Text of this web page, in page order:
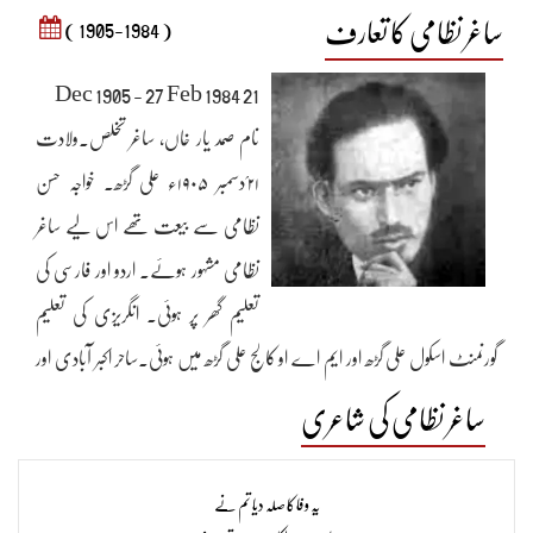
ساغر نظامی کا تعارف ( 1905-1984 )
21 Dec 1905 - 27 Feb 1984
نام صمد یار خاں، ساغر تخلص۔ولادت
۲۱؍دسمبر ۱۹۰۵ء علی گڑھ۔ خواجہ حسن
نظامی سے بیعت تھے اس لیے ساغر
نظامی مشہور ہوئے۔ اردو اور فارسی کی
تعلیم گھر پر ہوئی۔ انگریزی کی تعلیم
گورنمنٹ اسکول علی گڑھ اور ایم اے او کالج علی گڑھ میں ہوئی۔ساحر اکبر آبادی اور
’مستقبل‘ جاری کیا۔ ۱۹۲۸ء میں ایک نیم ادبی اخبار ’علی گڑھ پنچ‘ نکالا۔ اس
ساغر نظامی کی شاعری
یہ وفا کا صلہ دیا تم نے